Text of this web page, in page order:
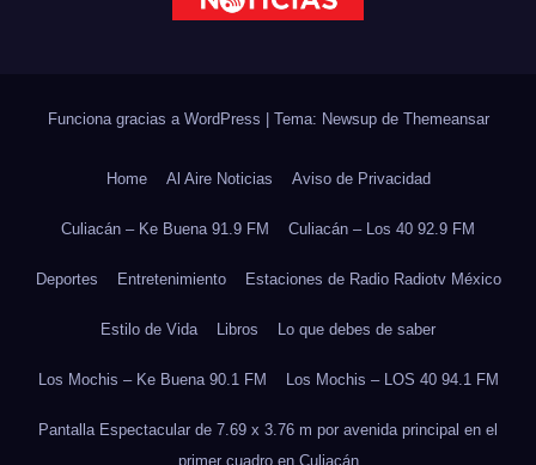
Funciona gracias a WordPress | Tema: Newsup de Themeansar
Home Al Aire Noticias Aviso de Privacidad
Culiacán – Ke Buena 91.9 FM Culiacán – Los 40 92.9 FM
Deportes Entretenimiento Estaciones de Radio Radiotv México
Estilo de Vida Libros Lo que debes de saber
Los Mochis – Ke Buena 90.1 FM Los Mochis – LOS 40 94.1 FM
Pantalla Espectacular de 7.69 x 3.76 m por avenida principal en el
primer cuadro en Culiacán